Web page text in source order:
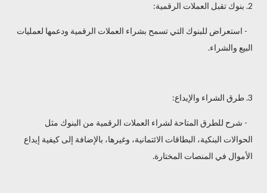
2. بنوك تقبل العملات الرقمية:
- استعراض للبنوك التي تسمح بشراء العملات الرقمية ودعمها لعمليات
البيع والشراء.
3. طرق الشراء والإيداع:
- شرح للطرق المتاحة لشراء العملات الرقمية من البنوك مثل
الحوالات البنكية، البطاقات الائتمانية، وغيرها، بالإضافة إلى كيفية إيداع
الأموال في المنصات المختارة.